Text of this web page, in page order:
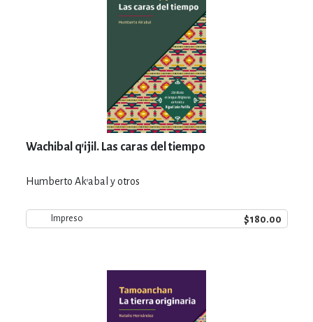
Wachibal q'ijil. Las caras del tiempo
Humberto Ak'abal y otros
Impreso $180.00